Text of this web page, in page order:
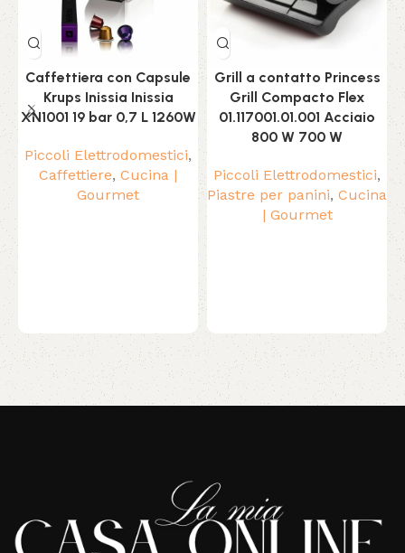
Caffettiera con Capsule
Krups Inissia Inissia
XN1001 19 bar 0,7 L 1260W
Piccoli Elettrodomestici,
Caffettiere, Cucina |
Gourmet
Grill a contatto Princess
Grill Compacto Flex
01.117001.01.001 Acciaio
800 W 700 W
Piccoli Elettrodomestici,
Piastre per panini, Cucina
| Gourmet
Read More